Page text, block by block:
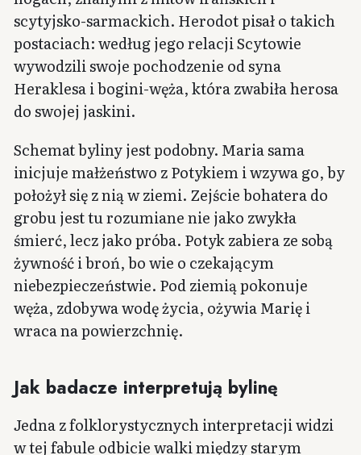
scytyjsko-sarmackich. Herodot pisał o takich
postaciach: według jego relacji Scytowie
wywodzili swoje pochodzenie od syna
Heraklesa i bogini-węża, która zwabiła herosa
do swojej jaskini.
Schemat byliny jest podobny. Maria sama
inicjuje małżeństwo z Potykiem i wzywa go, by
położył się z nią w ziemi. Zejście bohatera do
grobu jest tu rozumiane nie jako zwykła
śmierć, lecz jako próba. Potyk zabiera ze sobą
żywność i broń, bo wie o czekającym
niebezpieczeństwie. Pod ziemią pokonuje
węża, zdobywa wodę życia, ożywia Marię i
wraca na powierzchnię.
Jak badacze interpretują bylinę
Jedna z folklorystycznych interpretacji widzi
w tej fabule odbicie walki między starym